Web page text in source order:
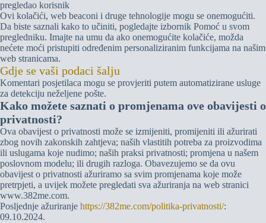
pregledao korisnik
Ovi kolačići, web beaconi i druge tehnologije mogu se onemogućiti.
Da biste saznali kako to učiniti, pogledajte izbornik Pomoć u svom
pregledniku. Imajte na umu da ako onemogućite kolačiće, možda
nećete moći pristupiti određenim personaliziranim funkcijama na našim
web stranicama.
Gdje se vaši podaci šalju
Komentari posjetilaca mogu se provjeriti putem automatizirane usluge
za detekciju neželjene pošte.
Kako možete saznati o promjenama ove obavijesti o
privatnosti?
Ova obavijest o privatnosti može se izmijeniti, promijeniti ili ažurirati
zbog novih zakonskih zahtjeva; naših vlastitih potreba za proizvodima
ili uslugama koje nudimo; naših praksi privatnosti; promjena u našem
poslovnom modelu; ili drugih razloga. Obavezujemo se da ovu
obavijest o privatnosti ažuriramo sa svim promjenama koje može
pretrpjeti, a uvijek možete pregledati sva ažuriranja na web stranici
www.382me.com.
Posljednje ažuriranje https://382me.com/politika-privatnosti/:
09.10.2024.